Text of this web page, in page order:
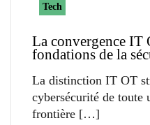
Tech
La convergence IT
fondations de la
La distinction IT OT
cybersécurité de toute
frontière